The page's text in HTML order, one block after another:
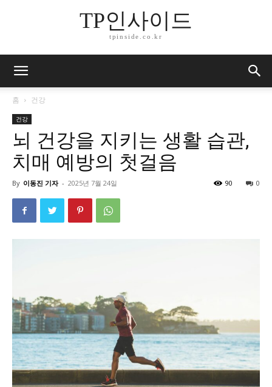
TP인사이드
tpinside.co.kr
홈 건강
건강
뇌 건강을 지키는 생활 습관,
치매 예방의 첫걸음
By 이동진 기자 - 2025년 7월 24일 0
90